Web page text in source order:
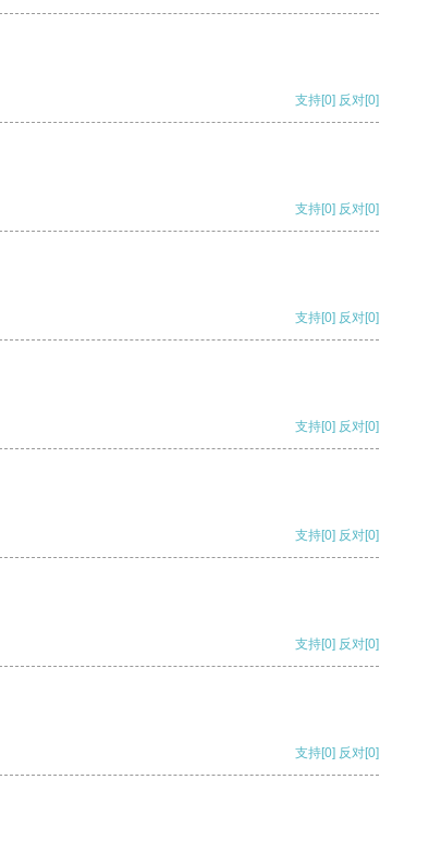
支持[0] 反对[0]
支持[0] 反对[0]
支持[0] 反对[0]
支持[0] 反对[0]
支持[0] 反对[0]
支持[0] 反对[0]
支持[0] 反对[0]